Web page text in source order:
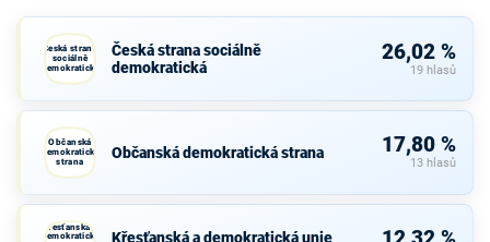
Česká strana
sociálně
demokratická
Česká strana sociálně
demokratická
26,02 %
19 hlasů
Občanská
demokratická
strana
Občanská demokratická strana 17,80 %
13 hlasů
Křesťanská a
demokratická
Křesťanská a demokratická unie